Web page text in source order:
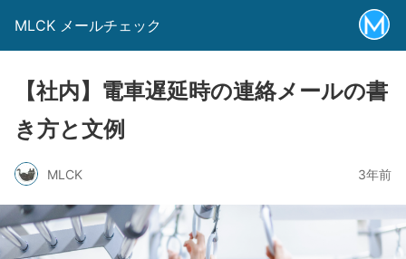
MLCK メールチェック
【社内】電車遅延時の連絡メールの書
き方と文例
MLCK 3年前